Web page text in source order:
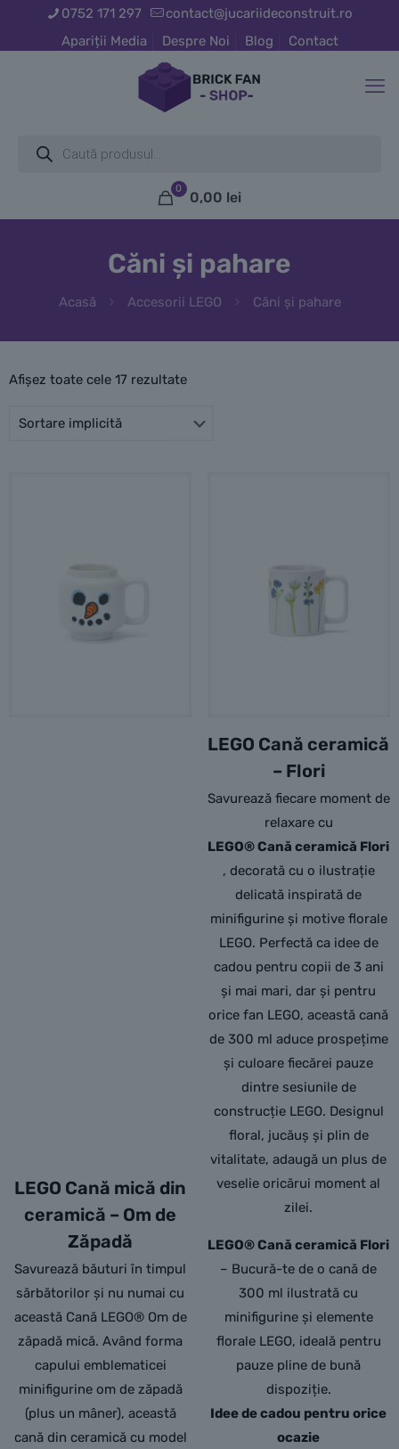
0752 171 297
contact@jucariideconstruit.ro
Apariții Media
Despre Noi Blog Contact
search
0
0,00 lei
Căni și pahare
Acasă Accesorii LEGO Căni și pahare
Afișez toate cele 17 rezultate
LEGO Cană mică din
ceramică – Om de
Zăpadă
Savurează băuturi în timpul
sărbătorilor și nu numai cu
această Cană LEGO® Om de
zăpadă mică. Având forma
capului emblematicei
minifigurine om de zăpadă
(plus un mâner), această
cană din ceramică cu model
LEGO Cană ceramică
– Flori
Savurează fiecare moment de
relaxare cu
LEGO® Cană ceramică Flori
, decorată cu o ilustrație
delicată inspirată de
minifigurine și motive florale
LEGO. Perfectă ca idee de
cadou pentru copii de 3 ani
și mai mari, dar și pentru
orice fan LEGO, această cană
de 300 ml aduce prospețime
și culoare fiecărei pauze
dintre sesiunile de
construcție LEGO. Designul
floral, jucăuș și plin de
vitalitate, adaugă un plus de
veselie oricărui moment al
zilei.
LEGO® Cană ceramică Flori
– Bucură-te de o cană de
300 ml ilustrată cu
minifigurine și elemente
florale LEGO, ideală pentru
pauze pline de bună
dispoziție.
Idee de cadou pentru orice
ocazie